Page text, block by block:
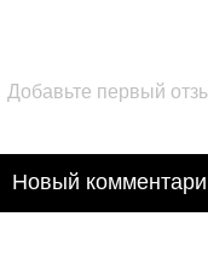
Добавьте первый
Новый